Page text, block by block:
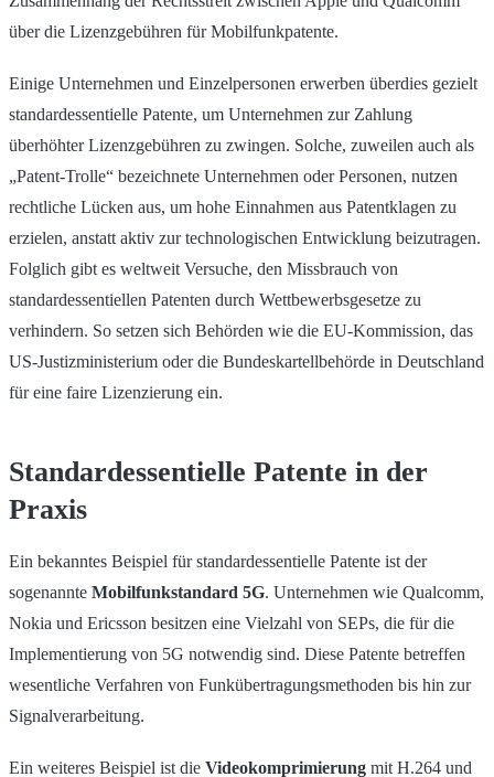
über die Lizenzgebühren für Mobilfunkpatente.
Einige Unternehmen und Einzelpersonen erwerben überdies gezielt
standardessentielle Patente, um Unternehmen zur Zahlung
überhöhter Lizenzgebühren zu zwingen. Solche, zuweilen auch als
„Patent-Trolle“ bezeichnete Unternehmen oder Personen, nutzen
rechtliche Lücken aus, um hohe Einnahmen aus Patentklagen zu
erzielen, anstatt aktiv zur technologischen Entwicklung beizutragen.
Folglich gibt es weltweit Versuche, den Missbrauch von
standardessentiellen Patenten durch Wettbewerbsgesetze zu
verhindern. So setzen sich Behörden wie die EU-Kommission, das
US-Justizministerium oder die Bundeskartellbehörde in Deutschland
für eine faire Lizenzierung ein.
Standardessentielle Patente in der
Praxis
Ein bekanntes Beispiel für standardessentielle Patente ist der
sogenannte Mobilfunkstandard 5G. Unternehmen wie Qualcomm,
Nokia und Ericsson besitzen eine Vielzahl von SEPs, die für die
Implementierung von 5G notwendig sind. Diese Patente betreffen
wesentliche Verfahren von Funkübertragungsmethoden bis hin zur
Signalverarbeitung.
Ein weiteres Beispiel ist die Videokomprimierung mit H.264 und